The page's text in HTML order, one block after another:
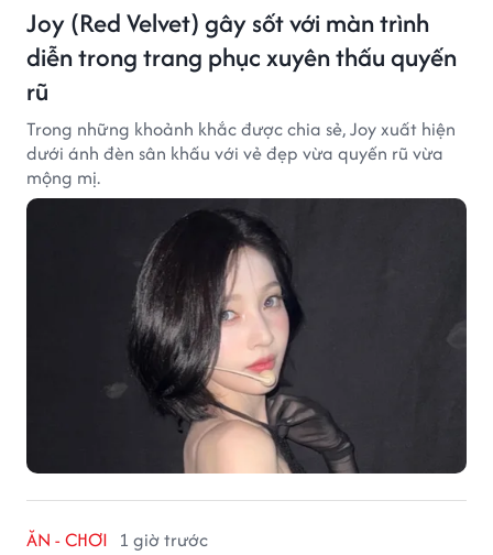
Joy (Red Velvet) gây sốt với màn trình
diễn trong trang phục xuyên thấu quyến
rũ
Trong những khoảnh khắc được chia sẻ, Joy xuất hiện
dưới ánh đèn sân khấu với vẻ đẹp vừa quyến rũ vừa
mộng mị.
ĂN - CHƠI 1 giờ trước